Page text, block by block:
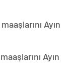
Ayın
Ayın